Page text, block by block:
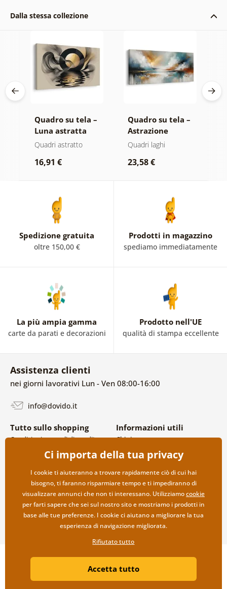
Dalla stessa collezione
Quadro su tela –
Luna astratta
sull’acqua
Quadri astratto
16,91 €
Quadro su tela –
Astrazione
moderna con
Quadri laghi
23,58 €
Spedizione gratuita
oltre 150,00 €
Prodotti in magazzino
spediamo immediatamente
La più ampia gamma
carte da parati e decorazioni
Prodotto nell'UE
qualità di stampa eccellente
Assistenza clienti
nei giorni lavorativi Lun - Ven 08:00-16:00
info@dovido.it
Tutto sullo shopping
Condizioni generali di vendita e
Politica sulla privacy
Opzioni di spedizione e
pagamento
Reso della merce
Informazioni utili
Chi siamo
FAQ
Contatti
Collaborazione all’ingrosso
Copyright ©2019 © Dovido.it.
Litvanyi.sk| Negozio online creato da
Ci importa della tua privacy
I cookie ti aiuteranno a trovare rapidamente ciò di cui hai
bisogno, ti faranno risparmiare tempo e ti impediranno di
visualizzare annunci che non ti interessano. Utilizziamocookie
per farti sapere che sei sul nostro sito e mostriamo i prodotti in
base alle tue preferenze. I cookie ci aiutano a migliorare la tua
esperienza di navigazione migliorata.
Rifiutato tutto
Accetta tutto